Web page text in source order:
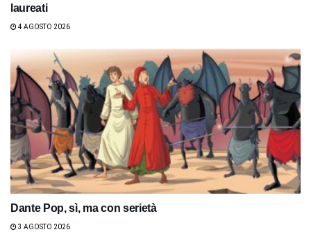
laureati
4 AGOSTO 2026
Dante Pop, sì, ma con serietà
3 AGOSTO 2026